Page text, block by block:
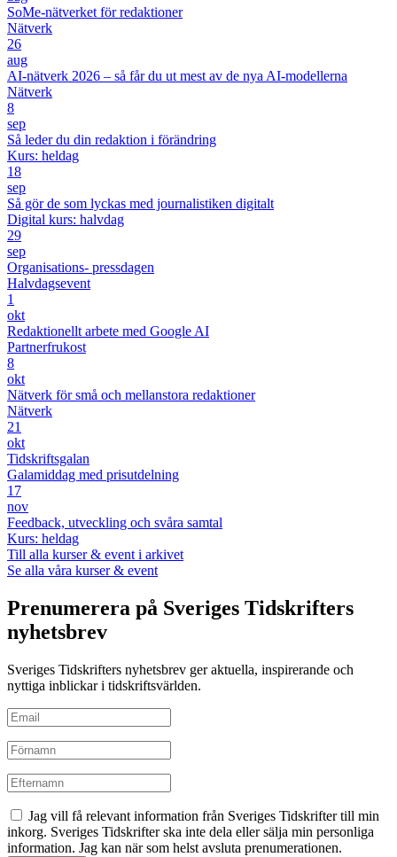
SoMe-nätverket för redaktioner
Nätverk
26
aug
AI-nätverk 2026 – så får du ut mest av de nya AI-modellerna
Nätverk
8
sep
Så leder du din redaktion i förändring
Kurs: heldag
18
sep
Så gör de som lyckas med journalistiken digitalt
Digital kurs: halvdag
29
sep
Organisations- pressdagen
Halvdagsevent
1
okt
Redaktionellt arbete med Google AI
Partnerfrukost
8
okt
Nätverk för små och mellanstora redaktioner
Nätverk
21
okt
Tidskriftsgalan
Galamiddag med prisutdelning
17
nov
Feedback, utveckling och svåra samtal
Kurs: heldag
Till alla kurser & event i arkivet
Se alla våra kurser & event
Prenumerera på Sveriges Tidskrifters
nyhetsbrev
Sveriges Tidskrifters nyhetsbrev ger aktuella, inspirerande och
nyttiga inblickar i tidskriftsvärlden.
Jag vill få relevant information från Sveriges Tidskrifter till min
inkorg. Sveriges Tidskrifter ska inte dela eller sälja min personliga
information. Jag kan när som helst avsluta prenumerationen.